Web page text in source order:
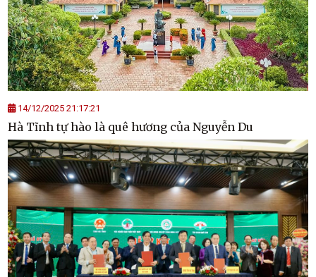
14/12/2025 21:17:21
Hà Tĩnh tự hào là quê hương của Nguyễn Du